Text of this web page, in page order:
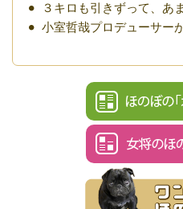
３キロも引きずって、あ
小室哲哉プロデューサー